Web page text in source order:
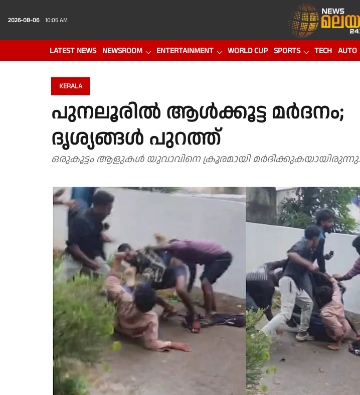
2026-08-06 10:05 AM
LATEST NEWS NEWSROOM ENTERTAINMENT WORLD CUP SPORTS TECH AUTO
KERALA
പുനലൂരിൽ ആൾക്കൂട്ട മർദനം;
ദൃശ്യങ്ങൾ പുറത്ത്
ഒരുകൂട്ടം ആളുകൾ യുവാവിനെ ക്രൂരമായി മർദിക്കുകയായിരുന്നു.